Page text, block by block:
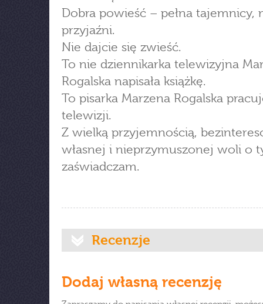
Dobra powieść – pełna tajemnicy,
przyjaźni.
Nie dajcie się zwieść.
To nie dziennikarka telewizyjna
Rogalska napisała książkę.
To pisarka Marzena Rogalska
telewizji.
Z wielką przyjemnością,
własnej i nieprzymuszonej woli o
zaświadczam.
Recenzje
Dodaj własną recenzję